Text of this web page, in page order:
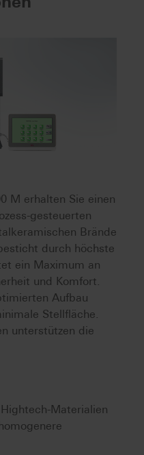
M erhalten Sie einen
gesteuerten
Brände
durch höchste
ein Maximum an
und Komfort.
Aufbau
Stellfläche.
unterstützen die
Materialien